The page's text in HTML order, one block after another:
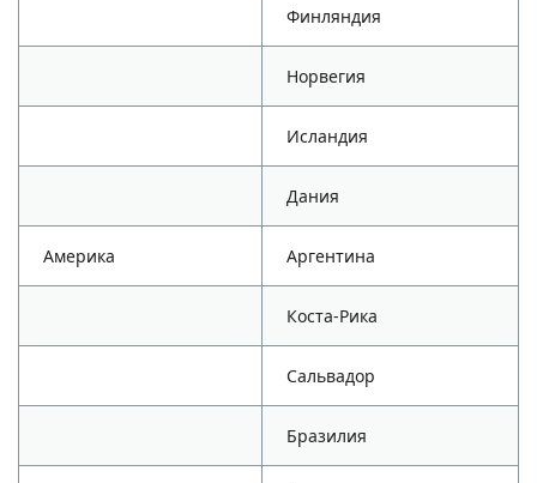
Финляндия
Норвегия
Исландия
Дания
Америка Аргентина
Коста-Рика
Сальвадор
Бразилия